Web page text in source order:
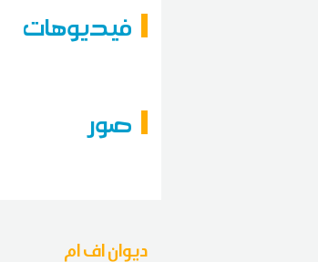
فيديوهات
صور
ديوان اف ام